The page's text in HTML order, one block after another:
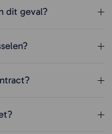
dit geval?